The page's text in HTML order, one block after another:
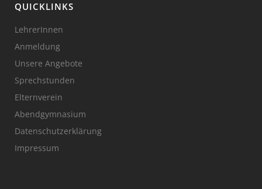
QUICKLINKS
LehrerInnen
Anmeldung
Unsere Angebote
Sprechstunden
Elternverein
Abendgymnasium
Datenschutzerklärung
Impressum